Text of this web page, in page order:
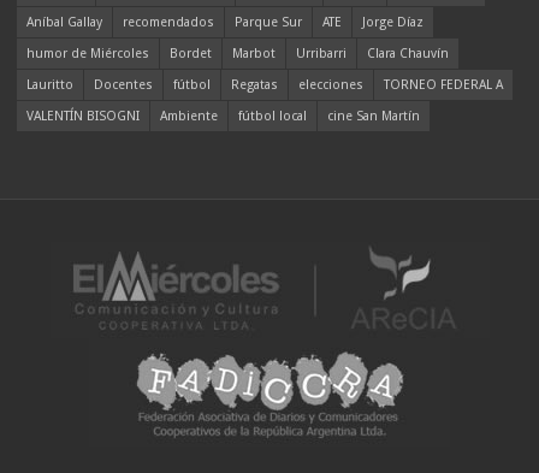
Aníbal Gallay
recomendados Parque Sur ATE
Jorge Díaz
humor de Miércoles
Bordet Marbot Urribarri
Clara Chauvín
Lauritto
Docentes fútbol Regatas elecciones
TORNEO FEDERAL A
VALENTÍN BISOGNI
Ambiente fútbol local cine San Martín